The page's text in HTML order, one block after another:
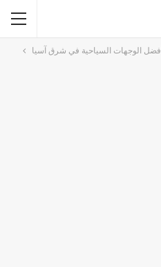
أفضل الوجهات السياحية في شرق آسيا